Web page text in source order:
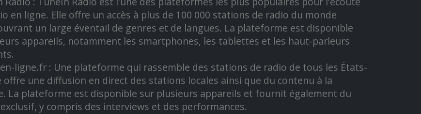
en ligne. Elle offre un accès à plus de 100 000 stations de radio du monde
un large éventail de genres et de langues. La plateforme est disponible
appareils, notamment les smartphones, les tablettes et les haut-parleurs
ligne.fr : Une plateforme qui rassemble des stations de radio de tous les États-
offre une diffusion en direct des stations locales ainsi que du contenu à la
La plateforme est disponible sur plusieurs appareils et fournit également du
y compris des interviews et des performances.